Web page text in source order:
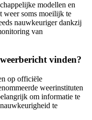
modellen en
weer soms moeilijk te
nauwkeuriger dankzij
van
vinden?
op officiële
weerinstituten
om informatie te
te